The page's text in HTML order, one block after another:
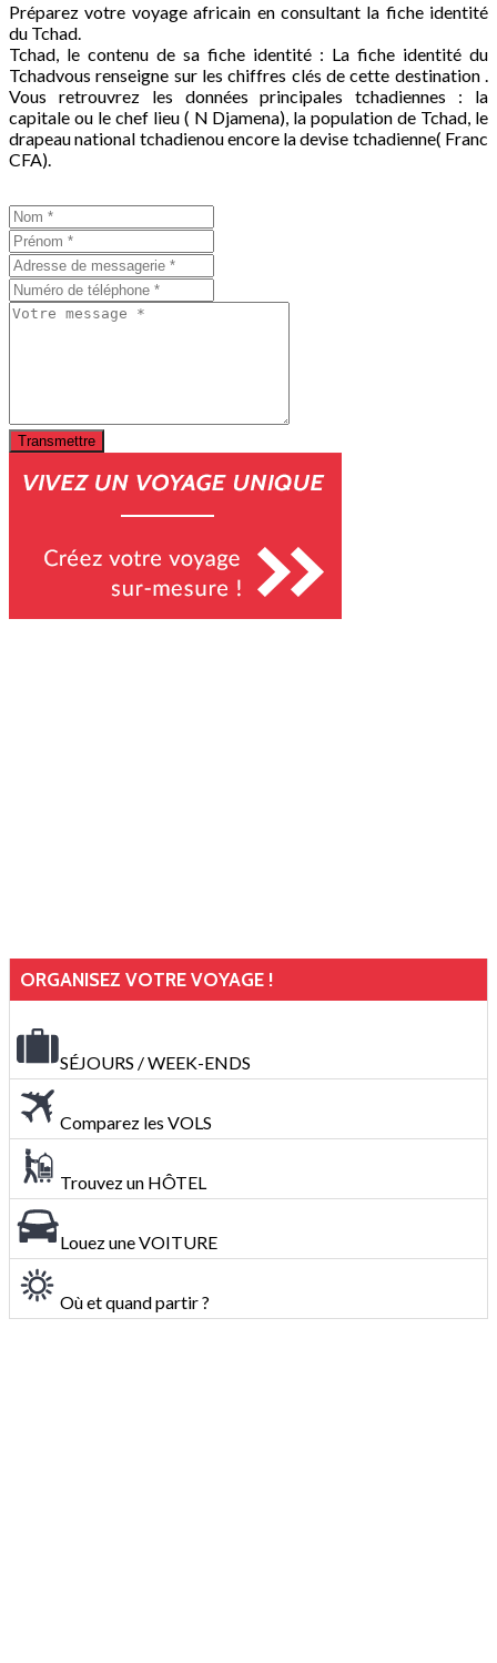
Préparez votre voyage africain en consultant la fiche identité
du Tchad.
Tchad, le contenu de sa fiche identité : La fiche identité du
Tchadvous renseigne sur les chiffres clés de cette destination .
Vous retrouvrez les données principales tchadiennes : la
capitale ou le chef lieu ( N Djamena), la population de Tchad, le
drapeau national tchadienou encore la devise tchadienne( Franc
CFA).
ORGANISEZ VOTRE VOYAGE !
SÉJOURS / WEEK-ENDS
Comparez les VOLS
Trouvez un HÔTEL
Louez une VOITURE
Où et quand partir ?